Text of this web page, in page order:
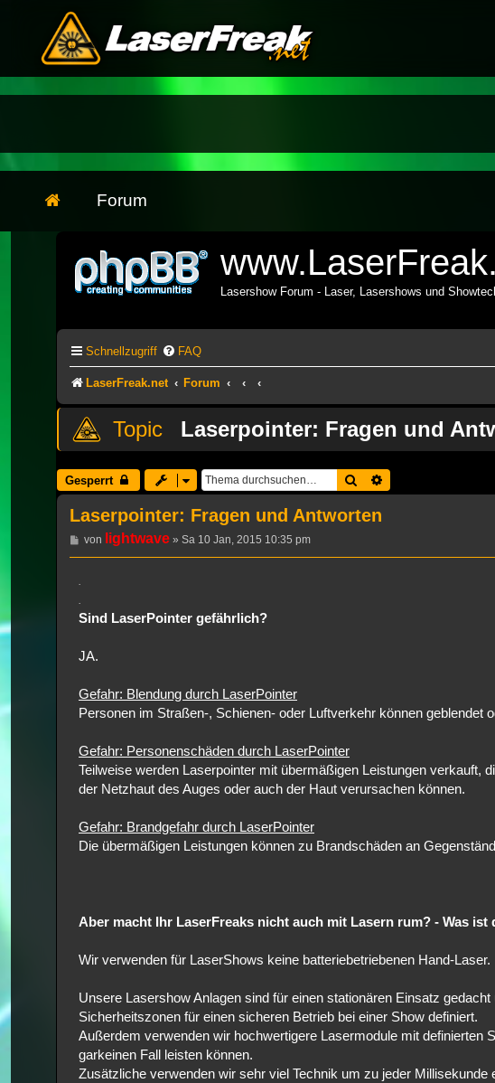
Forum
Lasershow Forum - Laser, Lasershows und
Schnellzugriff FAQ
LaserFreak.net Forum
Laserpointer: Fragen und
Gesperrt Suche
Laserpointer: Fragen und Antworten
Beitrag
von lightwave» Sa 10 Jan, 2015 10:35 pm
.
.
Sind LaserPointer gefährlich?
JA.
Gefahr: Blendung durch LaserPointer
Personen im Straßen-, Schienen- oder Luftverkehr können
Gefahr: Personenschäden durch LaserPointer
Teilweise werden Laserpointer mit übermäßigen Leistungen verkauft,
der Netzhaut des Auges oder auch der Haut verursachen können.
Gefahr: Brandgefahr durch LaserPointer
Die übermäßigen Leistungen können zu Brandschäden an
Aber macht Ihr LaserFreaks nicht auch mit Lasern rum? - Was ist
Wir verwenden für LaserShows keine batteriebetriebenen Hand-Laser.
Unsere Lasershow Anlagen sind für einen stationären Einsatz
Sicherheitszonen für einen sicheren Betrieb bei einer Show definiert.
Außerdem verwenden wir hochwertigere Lasermodule mit definierten
garkeinen Fall leisten können.
Zusätzliche verwenden wir sehr viel Technik um zu jeder